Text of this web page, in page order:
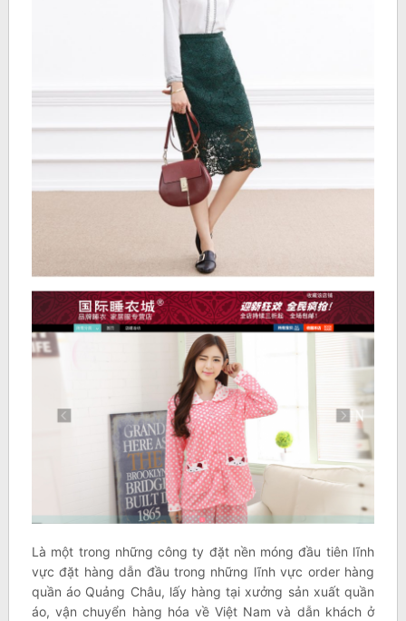
Là một trong những công ty đặt nền móng đầu tiên lĩnh
vực đặt hàng dẫn đầu trong những lĩnh vực order hàng
quần áo Quảng Châu, lấy hàng tại xưởng sản xuất quần
áo, vận chuyển hàng hóa về Việt Nam và dẫn khách ở